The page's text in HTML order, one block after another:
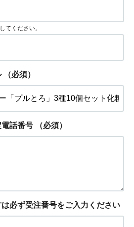
てください。
（必須）
話番号 （必須）
必ず受注番号をご入力ください